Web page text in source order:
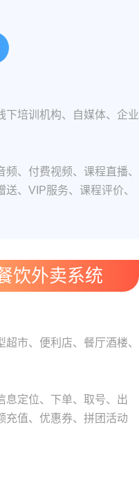
下培训机构、自媒体、企业
、付费视频、课程直播、
、VIP服务、课程评价、
饮外卖系统
市、便利店、餐厅酒楼、
息定位、下单、取号、出
充值、优惠券、拼团活动